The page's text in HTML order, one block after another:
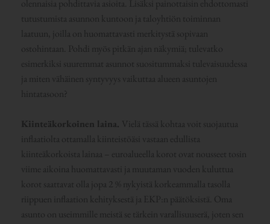
olennaisia pohdittavia asioita. Lisäksi painottaisin ehdottomasti
tutustumista asunnon kuntoon ja taloyhtiön toiminnan
laatuun, joilla on huomattavasti merkitystä sopivaan
ostohintaan. Pohdi myös pitkän ajan näkymiä; tulevatko
esimerkiksi suuremmat asunnot suositummaksi tulevaisuudessa
ja miten vähäinen syntyvyys vaikuttaa alueen asuntojen
hintatasoon?
Kiinteäkorkoinen laina. Vielä tässä kohtaa voit suojautua
inflaatiolta ottamalla kiinteistöäsi vastaan edullista
kiinteäkorkoista lainaa – euroalueella korot ovat nousseet tosin
viime aikoina huomattavasti ja muutaman vuoden kuluttua
korot saattavat olla jopa 2 % nykyistä korkeammalla tasolla
riippuen inflaation kehityksestä ja EKP:n päätöksistä. Oma
asunto on useimmille meistä se tärkein varallisuuserä, joten sen